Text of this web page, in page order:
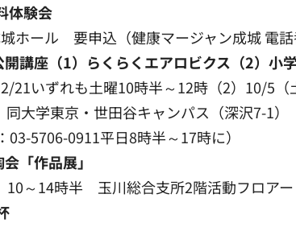
体験会
ール 要申込（健康マージャン成城 電話
講座（1）らくらくエアロビクス（2）小
21いずれも土曜10時半～12時（2）10/5
大学東京・世田谷キャンパス（深沢7-1
5706-0911平日8時半～17時に）
「作品展」
～14時半 玉川総合支所2階活動フロアー